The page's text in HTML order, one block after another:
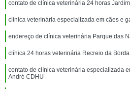
contato de clínica veterinária 24 horas
clínica veterinária especializada em cães e
endereço de clínica veterinária Parque das
clínica 24 horas veterinária Recreio da
contato de clínica veterinária especializada
André CDHU